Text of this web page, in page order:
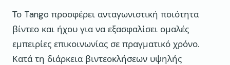
Το Tango προσφέρει ανταγωνιστική ποιότητα
βίντεο και ήχου για να εξασφαλίσει ομαλές
εμπειρίες επικοινωνίας σε πραγματικό χρόνο.
Κατά τη διάρκεια βιντεοκλήσεων υψηλής